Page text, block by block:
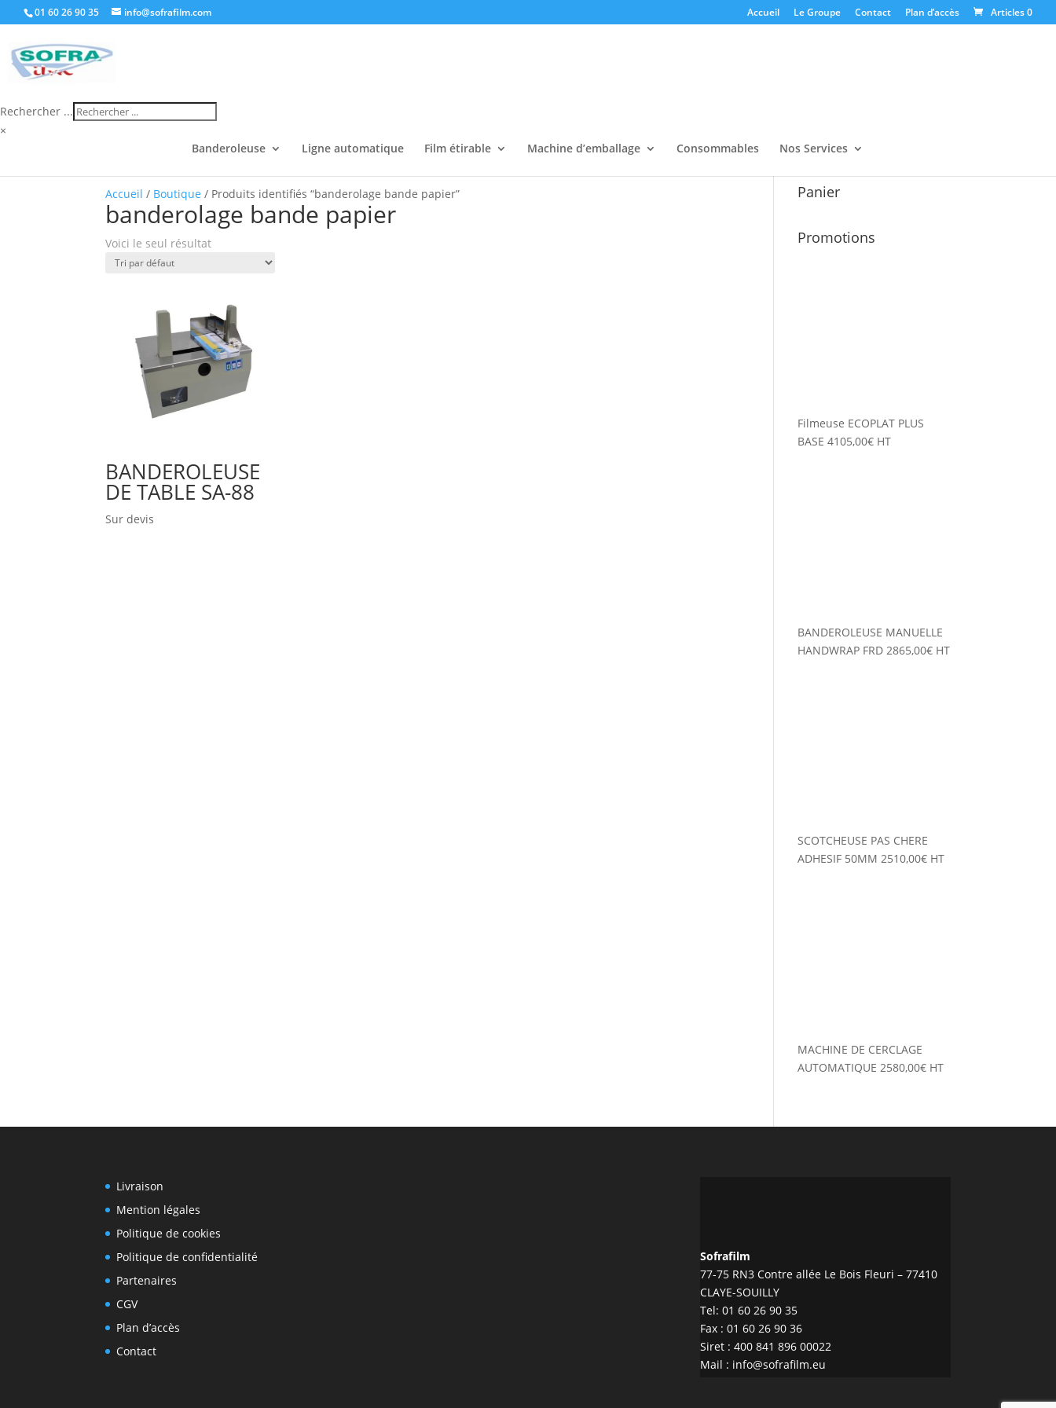
01 60 26 90 35 info@sofrafilm.com Accueil Le Groupe Contact Plan d’accès Articles 0
Rechercher ...
×
Banderoleuse
Ligne automatique Film étirable Machine d’emballage Consommables Nos Services
Accueil / Boutique / Produits identifiés “banderolage bande papier”
banderolage bande papier
Voici le seul résultat
BANDEROLEUSE
DE TABLE SA-88
Sur devis
Panier
Promotions
Filmeuse ECOPLAT PLUS
BASE 4105,00€ HT
BANDEROLEUSE MANUELLE
HANDWRAP FRD 2865,00€ HT
SCOTCHEUSE PAS CHERE
ADHESIF 50MM 2510,00€ HT
MACHINE DE CERCLAGE
AUTOMATIQUE 2580,00€ HT
Livraison
Mention légales
Politique de cookies
Politique de confidentialité
Partenaires
CGV
Plan d’accès
Contact
Sofrafilm
77-75 RN3 Contre allée Le Bois Fleuri – 77410
CLAYE-SOUILLY
Tel: 01 60 26 90 35
Fax : 01 60 26 90 36
Siret : 400 841 896 00022
Mail : info@sofrafilm.eu